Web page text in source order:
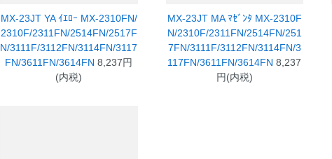
MX-23JT YA ｲｴﾛｰ MX-2310FN/
2310F/2311FN/2514FN/2517F
N/3111F/3112FN/3114FN/3117
FN/3611FN/3614FN 8,237円
(内税)
MX-23JT MA ﾏｾﾞﾝﾀ MX-2310F
N/2310F/2311FN/2514FN/251
7FN/3111F/3112FN/3114FN/3
117FN/3611FN/3614FN 8,237
円(内税)